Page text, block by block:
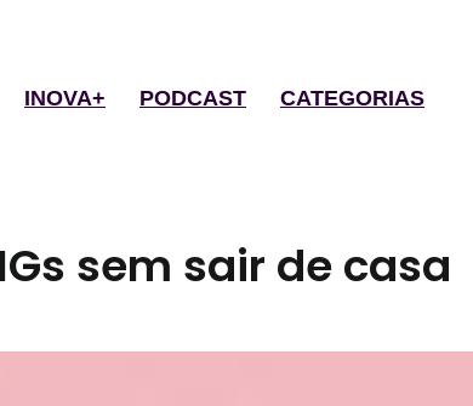
INOVA+ PODCAST CATEGORIAS
sem sair de casa